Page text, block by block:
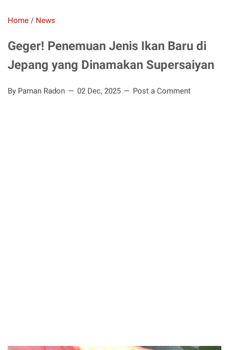
Home / News
Geger! Penemuan Jenis Ikan Baru di
Jepang yang Dinamakan Supersaiyan
By Paman Radon 02 Dec, 2025 Post a Comment